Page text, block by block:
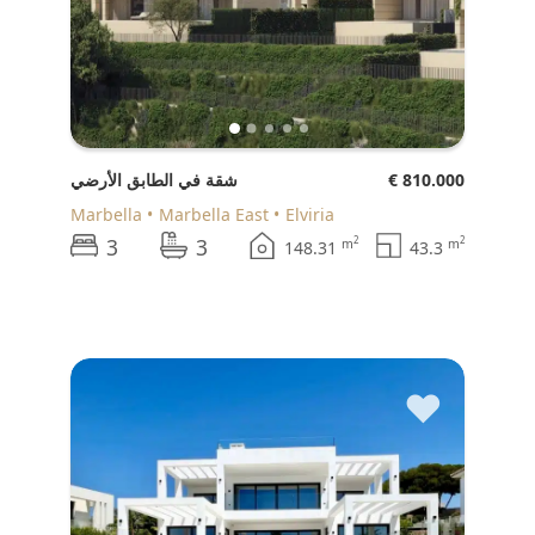
شقة في الطابق الأرضي
€ 810.000
Marbella
Marbella East Elviria
3 3 148.31 m2 43.3 m2
♥